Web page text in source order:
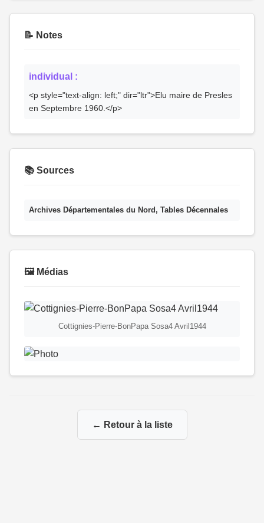
📝 Notes
individual :
<p style="text-align: left;" dir="ltr">Elu maire de Presles
en Septembre 1960.</p>
📚 Sources
Archives Départementales du Nord, Tables Décennales
🖼️ Médias
Cottignies-Pierre-BonPapa Sosa4 Avril1944
← Retour à la liste